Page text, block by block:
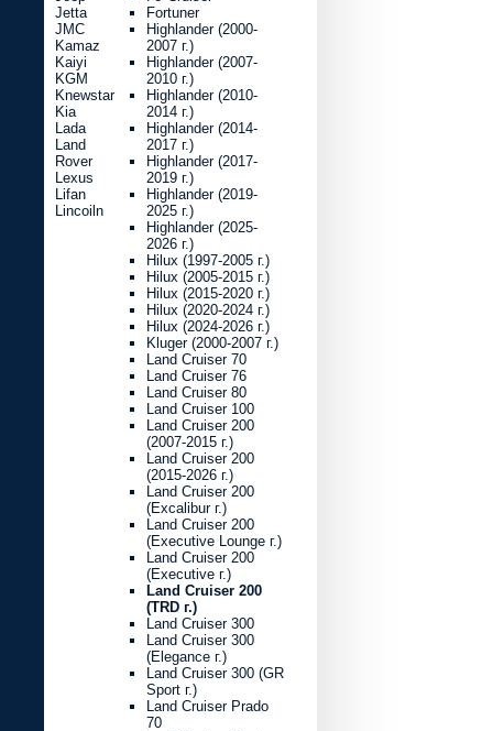
Jetta
JMC
Kamaz
Kaiyi
KGM
Knewstar
Kia
Lada
Land
Rover
Lexus
Lifan
Lincoiln
Fortuner
Highlander (2000-
2007 г.)
Highlander (2007-
2010 г.)
Highlander (2010-
2014 г.)
Highlander (2014-
2017 г.)
Highlander (2017-
2019 г.)
Highlander (2019-
2025 г.)
Highlander (2025-
2026 г.)
Hilux (1997-2005 г.)
Hilux (2005-2015 г.)
Hilux (2015-2020 г.)
Hilux (2020-2024 г.)
Hilux (2024-2026 г.)
Kluger (2000-2007 г.)
Land Cruiser 70
Land Cruiser 76
Land Cruiser 80
Land Cruiser 100
Land Cruiser 200
(2007-2015 г.)
Land Cruiser 200
(2015-2026 г.)
Land Cruiser 200
(Excalibur г.)
Land Cruiser 200
(Executive Lounge г.)
Land Cruiser 200
(Executive г.)
Land Cruiser 200
(TRD г.)
Land Cruiser 300
Land Cruiser 300
(Elegance г.)
Land Cruiser 300 (GR
Sport г.)
Land Cruiser Prado
70